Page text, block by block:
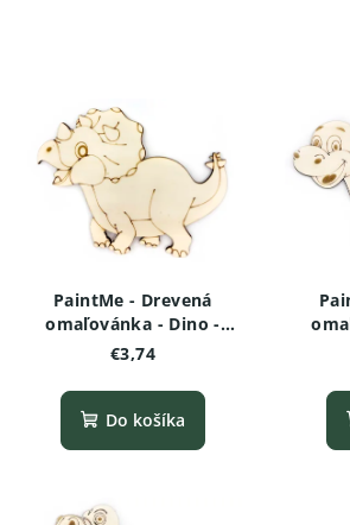
PaintMe - Drevená
omaľovánka - Dino -
Triceratops
€3,74
Do košíka